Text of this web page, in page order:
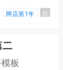
网店第1年 百
板